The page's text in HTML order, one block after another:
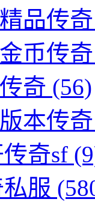
品传奇
币传奇
奇 (56)
本传奇
奇sf
服